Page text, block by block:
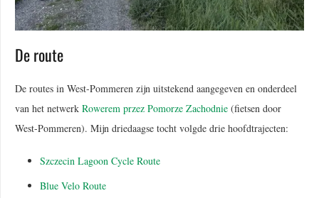
De route
De routes in West-Pommeren zijn uitstekend aangegeven en onderdeel
van het netwerk Rowerem przez Pomorze Zachodnie (fietsen door
West-Pommeren). Mijn driedaagse tocht volgde drie hoofdtrajecten:
Szczecin Lagoon Cycle Route
Blue Velo Route